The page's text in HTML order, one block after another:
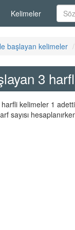
Kelimeler
başlayan kelimeler
3
kelimeler 1
sayısı